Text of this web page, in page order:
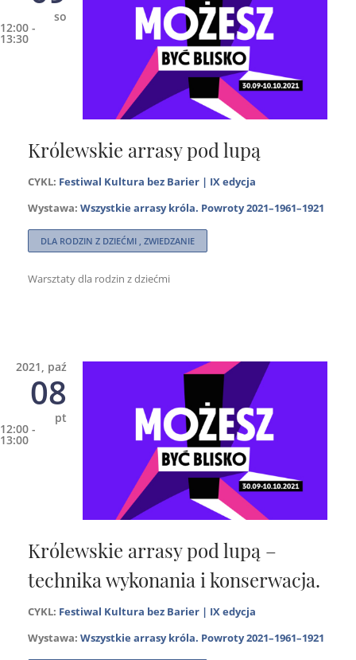
so
12:00 -
13:30
Królewskie arrasy pod lupą
CYKL: Festiwal Kultura bez Barier | IX edycja
Wystawa: Wszystkie arrasy króla. Powroty 2021–1961–1921
DLA RODZIN Z DZIEĆMI , ZWIEDZANIE
Warsztaty dla rodzin z dziećmi
2021, paź
08
pt
12:00 -
13:00
Królewskie arrasy pod lupą –
technika wykonania i konserwacja.
CYKL: Festiwal Kultura bez Barier | IX edycja
Wystawa: Wszystkie arrasy króla. Powroty 2021–1961–1921